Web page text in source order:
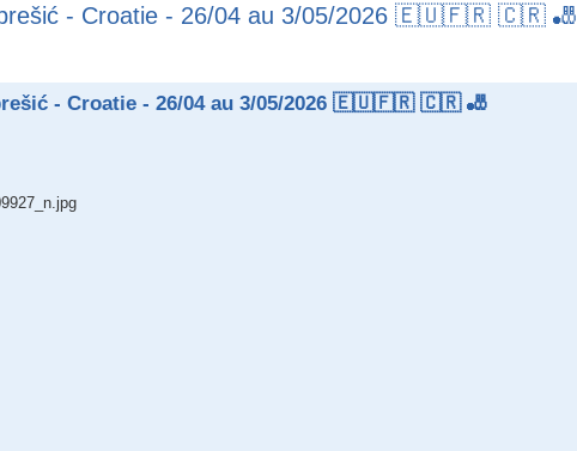
- Croatie - 26/04 au 3/05/2026 🇪🇺🇫🇷 🇨🇷 🎳
- Croatie - 26/04 au 3/05/2026 🇪🇺🇫🇷 🇨🇷 🎳